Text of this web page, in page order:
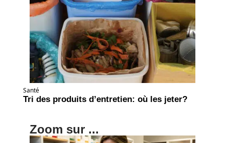
Santé
Tri des produits d’entretien: où les jeter?
Zoom sur ...